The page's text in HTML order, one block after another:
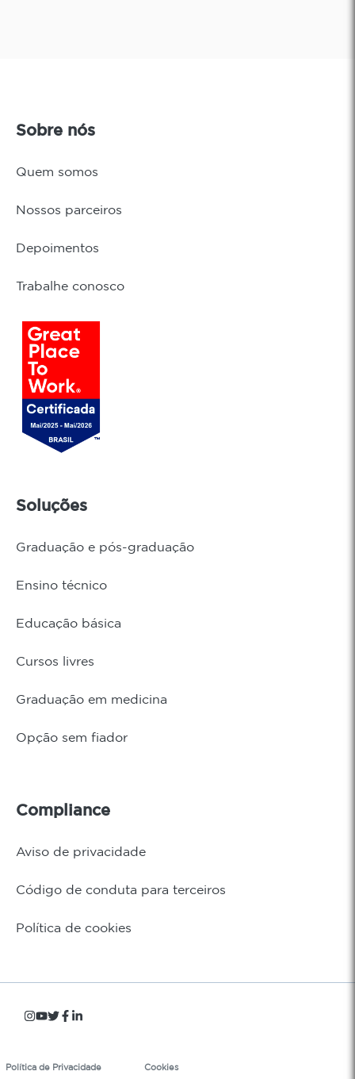
Sobre nós
Quem somos
Nossos parceiros
Depoimentos
Trabalhe conosco
Soluções
Graduação e pós-graduação
Ensino técnico
Educação básica
Cursos livres
Graduação em medicina
Opção sem fiador
Compliance
Aviso de privacidade
Código de conduta para terceiros
Política de cookies
Política de Privacidade Cookies